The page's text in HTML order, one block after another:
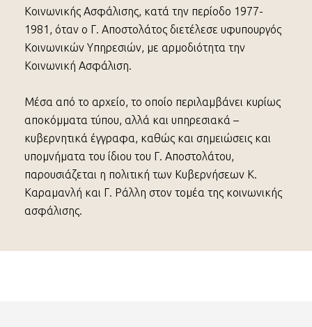
Κοινωνικής Ασφάλισης, κατά την περίοδο 1977-
1981, όταν ο Γ. Αποστολάτος διετέλεσε υφυπουργός
Κοινωνικών Υπηρεσιών, με αρμοδιότητα την
Κοινωνική Ασφάλιση.
Μέσα από το αρχείο, το οποίο περιλαμβάνει κυρίως
αποκόμματα τύπου, αλλά και υπηρεσιακά –
κυβερνητικά έγγραφα, καθώς και σημειώσεις και
υπομνήματα του ίδιου του Γ. Αποστολάτου,
παρουσιάζεται η πολιτική των Κυβερνήσεων Κ.
Καραμανλή και Γ. Ράλλη στον τομέα της κοινωνικής
ασφάλισης.